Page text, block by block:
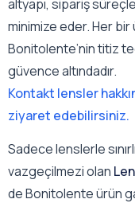
altyapı, sipariş
minimize eder. Her
Bonitolente’nin titiz
güvence altındadır.
Kontakt lensler
ziyaret edebilirsiniz.
Sadece lenslerle
vazgeçilmezi olan
de Bonitolente ürün